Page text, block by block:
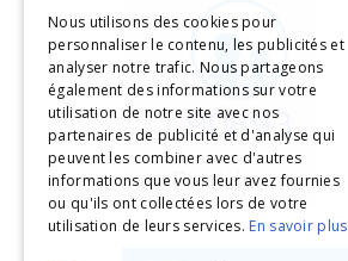
90893
Participants
Nous utilisons des cookies pour
personnaliser le contenu, les publicités et
analyser notre trafic. Nous partageons
également des informations sur votre
utilisation de notre site avec nos
partenaires de publicité et d'analyse qui
peuvent les combiner avec d'autres
informations que vous leur avez fournies
ou qu'ils ont collectées lors de votre
utilisation de leurs services. En savoir plus